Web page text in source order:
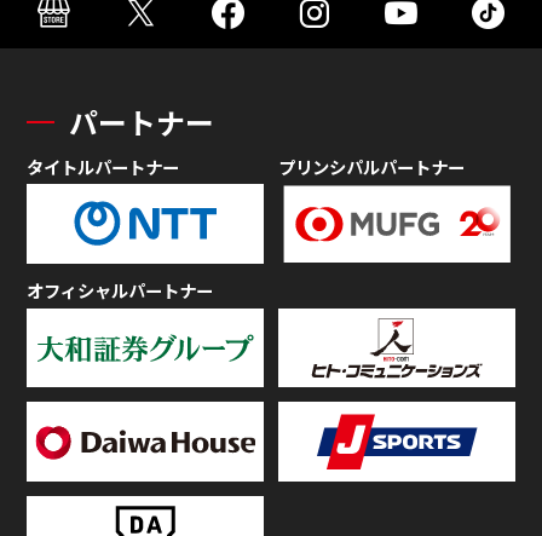
パートナー
タイトルパートナー プリンシパルパートナー
オフィシャルパートナー